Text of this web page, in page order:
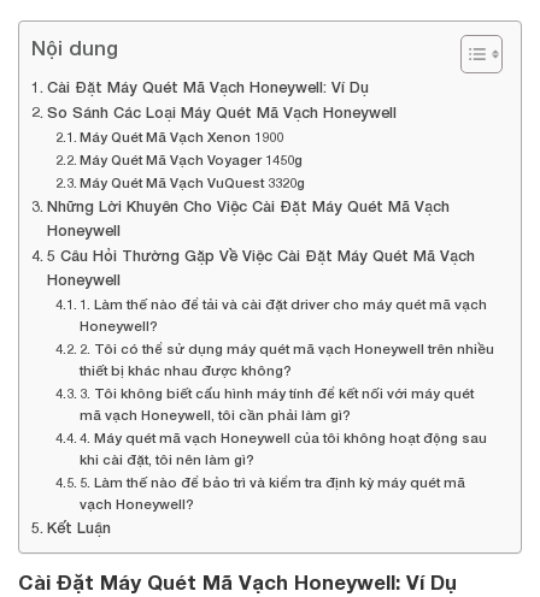
Nội dung
Cài Đặt Máy Quét Mã Vạch Honeywell: Ví Dụ
So Sánh Các Loại Máy Quét Mã Vạch Honeywell
Máy Quét Mã Vạch Xenon 1900
Máy Quét Mã Vạch Voyager 1450g
Máy Quét Mã Vạch VuQuest 3320g
Những Lời Khuyên Cho Việc Cài Đặt Máy Quét Mã Vạch
Honeywell
5 Câu Hỏi Thường Gặp Về Việc Cài Đặt Máy Quét Mã Vạch
Honeywell
1. Làm thế nào để tải và cài đặt driver cho máy quét mã vạch
Honeywell?
2. Tôi có thể sử dụng máy quét mã vạch Honeywell trên nhiều
thiết bị khác nhau được không?
3. Tôi không biết cấu hình máy tính để kết nối với máy quét
mã vạch Honeywell, tôi cần phải làm gì?
4. Máy quét mã vạch Honeywell của tôi không hoạt động sau
khi cài đặt, tôi nên làm gì?
5. Làm thế nào để bảo trì và kiểm tra định kỳ máy quét mã
vạch Honeywell?
Kết Luận
Cài Đặt Máy Quét Mã Vạch Honeywell: Ví Dụ